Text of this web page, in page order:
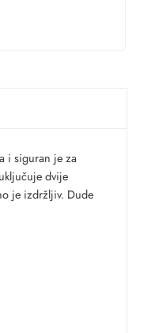
i siguran je za
dvije
je izdržljiv. Dude